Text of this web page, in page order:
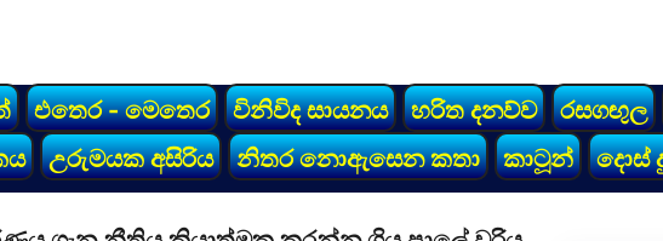
එතෙර - මෙතෙර විනිවිද සායනය හරිත දනව්ව රසගඟුල
උරුමයක අසිරිය නිතර නොඇසෙන කතා කාටූන් දොස්